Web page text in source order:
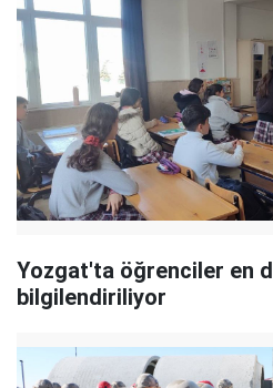
Yozgat'ta öğrenciler en
bilgilendiriliyor